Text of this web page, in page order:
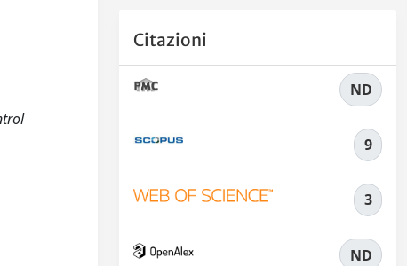
Citazioni
ND
9
3
ND